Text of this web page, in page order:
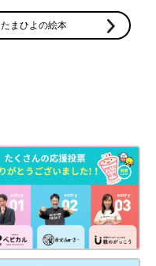
たまひよの絵本